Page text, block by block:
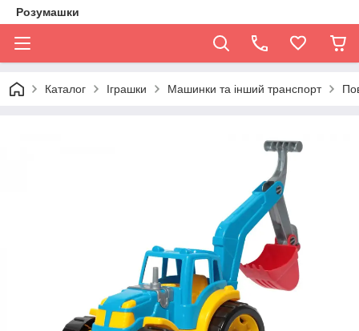
Розумашки
Каталог Іграшки Машинки та інший транспорт